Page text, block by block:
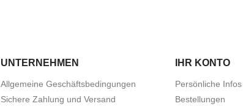
UNTERNEHMEN
Allgemeine Geschäftsbedingungen
Sichere Zahlung und Versand
IHR KONTO
Persönliche Infos
Bestellungen